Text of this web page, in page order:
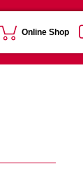
Online Shop